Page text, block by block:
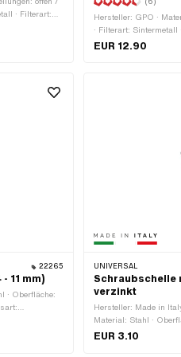
· Filterart:
65
Hersteller: GPO ·
· Filterart: Sintermetall
Ja · Farbe: schwarz ·
EUR 12.90
22265
11 mm)
· Oberfläche:
UNIVERSAL
Schraubschelle
verzinkt
Hersteller: Made in
Material: Stahl ·
Befestigungsart:
EUR 3.10